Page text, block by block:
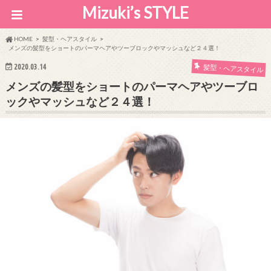
Mizuki’s STYLE
HOME
髪型・ヘアスタイル
メンズの髪型をショートのパーマヘアやツーブロックやマッシュなど２４選！
2020.03.14 髪型・ヘアスタイル
メンズの髪型をショートのパーマヘアやツーブロ
ックやマッシュなど２４選！